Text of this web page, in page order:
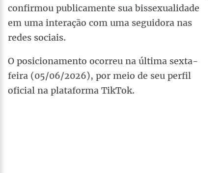
confirmou publicamente sua bissexualidade
em uma interação com uma seguidora nas
redes sociais.
O posicionamento ocorreu na última sexta-
feira (05/06/2026), por meio de seu perfil
oficial na plataforma TikTok.